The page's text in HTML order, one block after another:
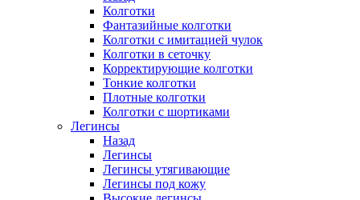
Колготки
Фантазийные колготки
Колготки с имитацией чулок
Колготки в сеточку
Корректирующие колготки
Тонкие колготки
Плотные колготки
Колготки с шортиками
Легинсы
Назад
Легинсы
Легинсы утягивающие
Легинсы под кожу